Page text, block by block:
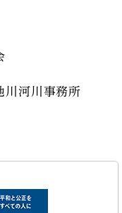
川河川事務所